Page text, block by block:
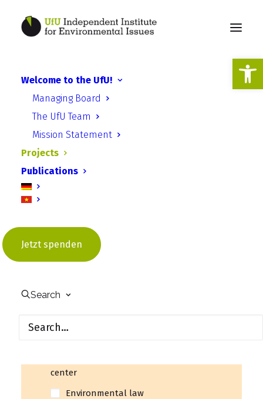
Welcome to the UfU!
Managing Board
The UfU Team
Mission Statement
Projects
Publications
Jetzt spenden
Search
Projects
Es wurden keine weiteren Ergebnisse
Subject areas
Energy transition
center
Environmental law